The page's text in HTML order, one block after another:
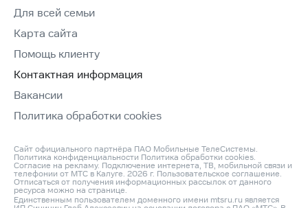
Для всей семьи
Карта сайта
Помощь клиенту
Контактная информация
Вакансии
Политика обработки cookies
Сайт официального партнёра ПАО Мобильные ТелеСистемы.
Политика конфиденциальности Политика обработки cookies.
Согласие на рекламу. Подключение интернета, ТВ, мобильной связи и
телефонии от МТС в Калуге. 2026 г. Пользовательское соглашение.
Отписаться от получения информационных рассылок от данного
ресурса можно на странице.
Единственным пользователем доменного имени mtsru.ru является